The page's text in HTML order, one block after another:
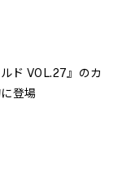
ド VOL.27』のカ
登場